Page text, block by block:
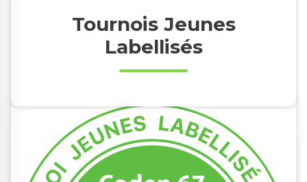
Tournois Jeunes
Labellisés